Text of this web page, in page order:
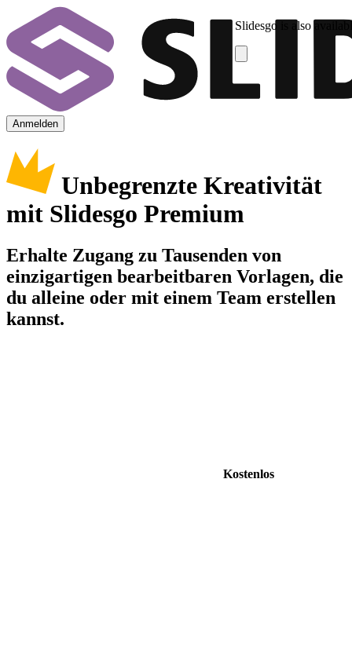
Slidesgo is also
Anmelden
Unbegrenzte Kreativität
mit Slidesgo Premium
Erhalte Zugang zu Tausenden von
einzigartigen bearbeitbaren Vorlagen, die
du alleine oder mit einem Team erstellen
kannst.
Kostenlos